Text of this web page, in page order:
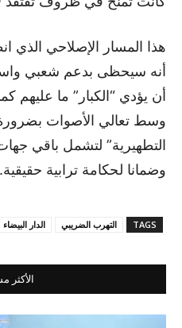
هذا المسار الإصلاحي الذي
أنه سيحظى بدعم شعبي
أن يؤدي “الكبار” ما عليهم
وسط تعالي الأصوات بضرورة
التطهيرية” لتشمل باقي
وضمانا لحكامة ترابية حقيقية.
TAGS التهرب الضريبي الدار البيضاء
الأكثر